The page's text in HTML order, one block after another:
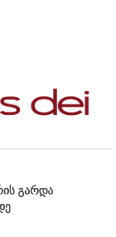
გარდა